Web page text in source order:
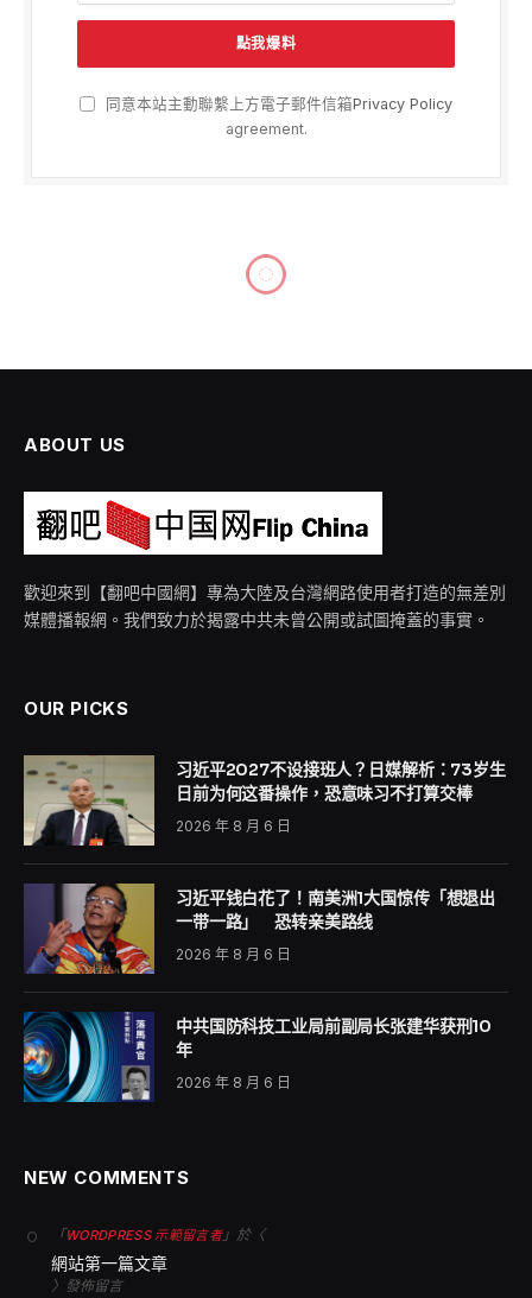
同意本站主動聯繫上方電子郵件信箱Privacy Policy
agreement.
用尽心机？川普落坐陷落矮人
脚」
By wp_news2 2026 年 5 月 18 日
1 Min Read
中共总书记习近平的身高始终成谜。14日举行的川习会，
美国总统川普和习近平两人的身高差再次成为网友讨论焦
点。不仅如此，又有网友发现，15日在中南海茶叙中的画
呼「中共享尽心机」。
上，两人坐在沙发上时，身高比习近平高10公分的川普，
挺直，肘部明显比沙发扶手高出一大截，只有双手落在扶
手上，而川普则是整个身子都窝在沙发中。过程中川普疑